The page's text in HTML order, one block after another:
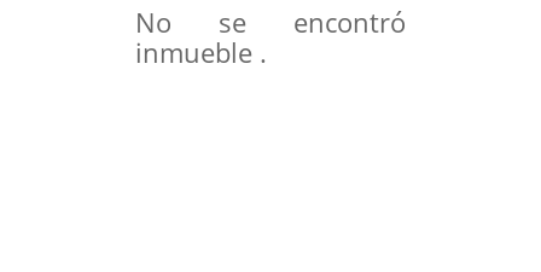
No se encontró
inmueble .